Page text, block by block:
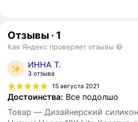
Отзывы · 1
Как Яндекс проверяет отзывы
ИННА Т.
3 отзыва
15 августа 2021
Достоинства: Все подолшо
Товар — Дизайнерский